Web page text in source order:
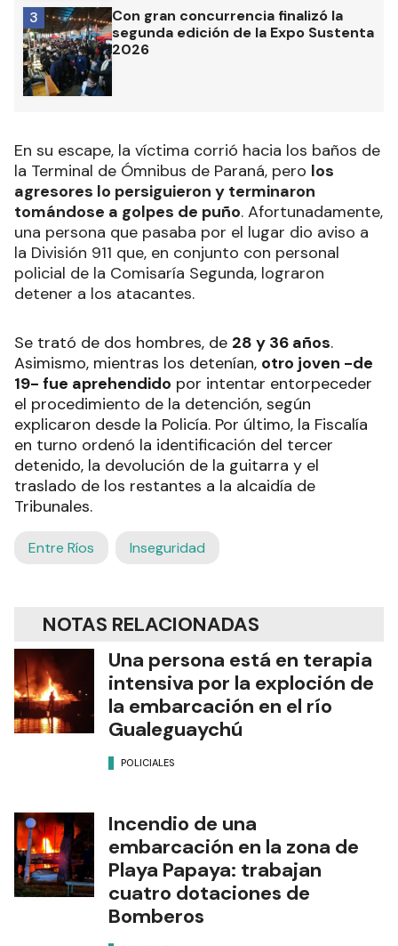
Con gran concurrencia finalizó la
segunda edición de la Expo Sustenta
2026
3
En su escape, la víctima corrió hacia los baños de
la Terminal de Ómnibus de Paraná, pero los
agresores lo persiguieron y terminaron
tomándose a golpes de puño. Afortunadamente,
una persona que pasaba por el lugar dio aviso a
la División 911 que, en conjunto con personal
policial de la Comisaría Segunda, lograron
detener a los atacantes.
Se trató de dos hombres, de 28 y 36 años.
Asimismo, mientras los detenían, otro joven -de
19- fue aprehendido por intentar entorpeceder
el procedimiento de la detención, según
explicaron desde la Policía. Por último, la Fiscalía
en turno ordenó la identificación del tercer
detenido, la devolución de la guitarra y el
traslado de los restantes a la alcaidía de
Tribunales.
Entre Ríos Inseguridad
NOTAS RELACIONADAS
Una persona está en terapia
intensiva por la exploción de
la embarcación en el río
Gualeguaychú
POLICIALES
Incendio de una
embarcación en la zona de
Playa Papaya: trabajan
cuatro dotaciones de
Bomberos